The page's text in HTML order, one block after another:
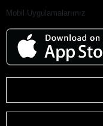
Mobil Uygulamalarımız